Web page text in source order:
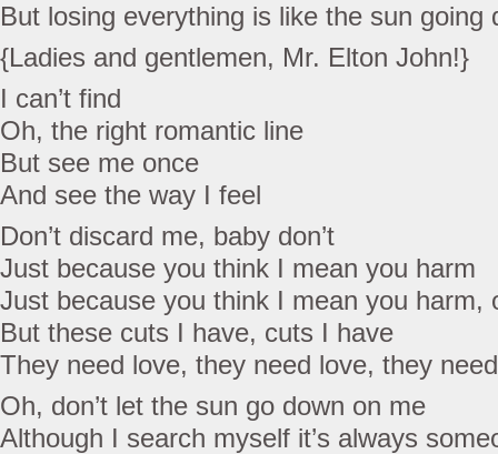
But losing everything is like the sun going
{Ladies and gentlemen, Mr. Elton John!}
I can’t find
Oh, the right romantic line
But see me once
And see the way I feel
Don’t discard me, baby don’t
Just because you think I mean you harm
Just because you think I mean you harm,
But these cuts I have, cuts I have
They need love, they need love, they
Oh, don’t let the sun go down on me
Although I search myself it’s always